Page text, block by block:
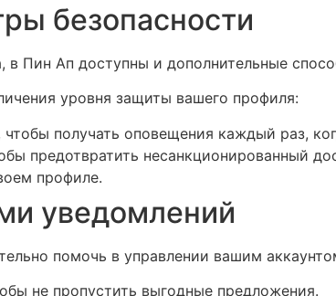
безопасности
в Пин Ап доступны и дополнительные
уровня защиты вашего профиля:
получать оповещения каждый раз,
предотвратить несанкционированный
профиле.
уведомлений
помочь в управлении вашим
не пропустить выгодные предложения.